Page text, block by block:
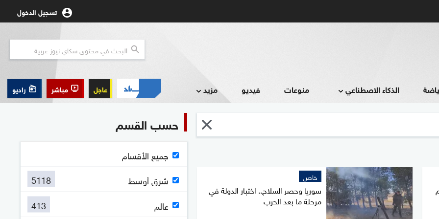
تسجيل الدخول
الذكاء الاصطناعي منوعات فيديو مزيد عاجل مباشر راديو
خاص
سوريا وحصر السلاح.. اختبار الدولة في
مرحلة ما بعد الحرب
حسب القسم
جميع الأقسام
شرق أوسط
5118
عالم
413